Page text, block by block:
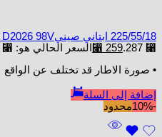
225/55/18 ابتاني صينيD2026 98V
⃁ 287.
⃁ 259 السعر الحالي هو: ⃁ 259.
• صورة الاطار قد تختلف عن الواقع
إضافة إلى السلة
-10%
محدود